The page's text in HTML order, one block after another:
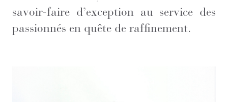
savoir-faire d’exception au service des
passionnés en quête de raffinement.